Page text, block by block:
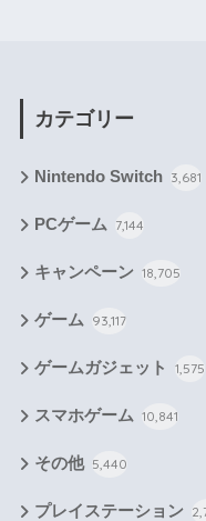
カテゴリー
Nintendo Switch 3,681
PCゲーム 7,144
キャンペーン 18,705
ゲーム 93,117
ゲームガジェット 1,575
スマホゲーム 10,841
その他 5,440
プレイステーション